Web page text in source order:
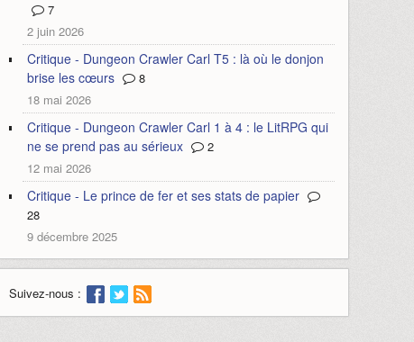
7
2 juin 2026
Critique - Dungeon Crawler Carl T5 : là où le donjon
brise les cœurs
8
18 mai 2026
Critique - Dungeon Crawler Carl 1 à 4 : le LitRPG qui
ne se prend pas au sérieux
2
12 mai 2026
Critique - Le prince de fer et ses stats de papier
28
9 décembre 2025
Suivez-nous :